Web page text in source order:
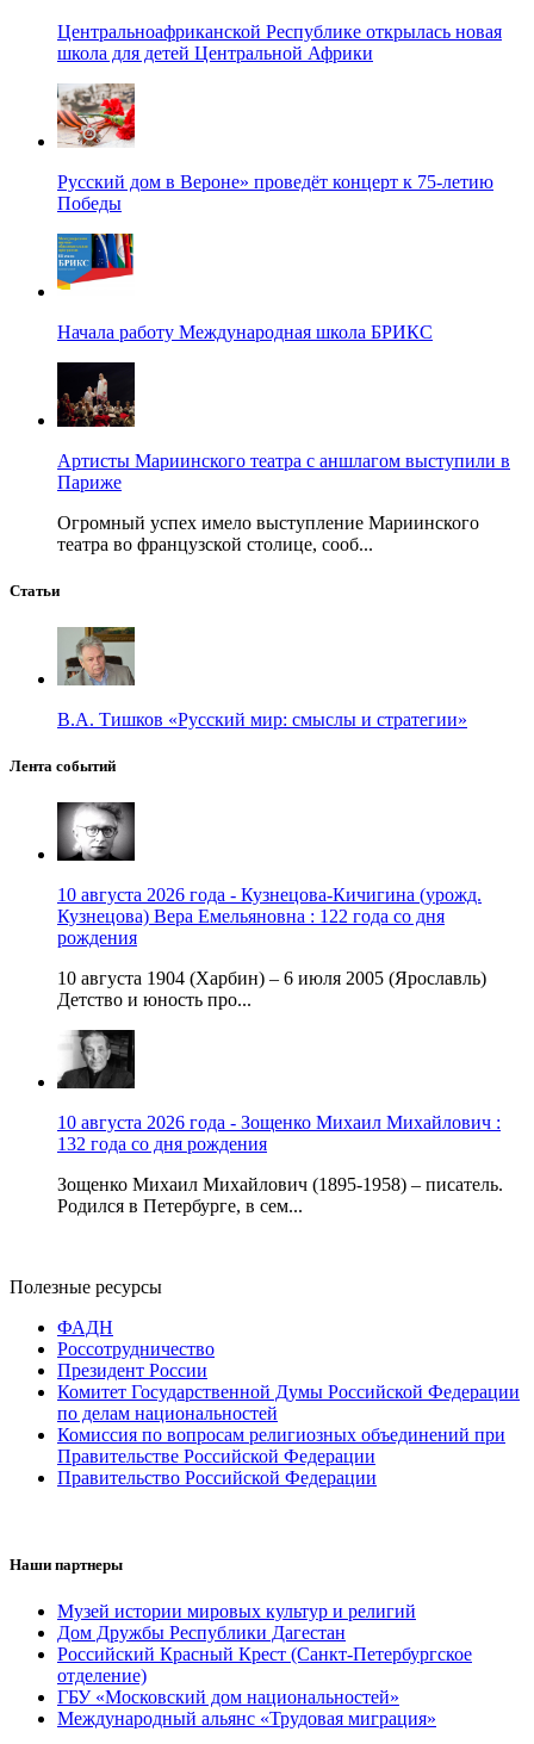
Центральноафриканской Республике открылась новая
школа для детей Центральной Африки
Русский дом в Вероне» проведёт концерт к 75-летию
Победы
Начала работу Международная школа БРИКС
Артисты Мариинского театра с аншлагом выступили в
Париже
Огромный успех имело выступление Мариинского
театра во французской столице, сооб...
Статьи
В.А. Тишков «Русский мир: смыслы и стратегии»
Лента событий
10 августа 2026 года - Кузнецова-Кичигина (урожд.
Кузнецова) Вера Емельяновна : 122 года со дня
рождения
10 августа 1904 (Харбин) – 6 июля 2005 (Ярославль)
Детство и юность про...
10 августа 2026 года - Зощенко Михаил Михайлович :
132 года со дня рождения
Зощенко Михаил Михайлович (1895-1958) – писатель.
Родился в Петербурге, в сем...
Полезные ресурсы
ФАДН
Россотрудничество
Президент России
Комитет Государственной Думы Российской Федерации
по делам национальностей
Комиссия по вопросам религиозных объединений при
Правительстве Российской Федерации
Правительство Российской Федерации
Наши партнеры
Музей истории мировых культур и религий
Дом Дружбы Республики Дагестан
Российский Красный Крест (Санкт-Петербургское
отделение)
ГБУ «Московский дом национальностей»
Международный альянс «Трудовая миграция»